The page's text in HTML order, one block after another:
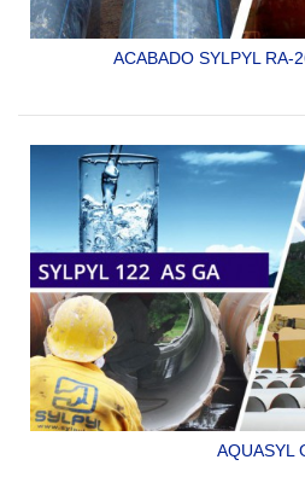
ACABADO SYLPYL RA-
SYLPYL RA 26
AQUASYL